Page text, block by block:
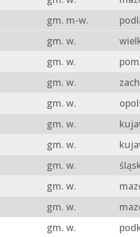
gm. m-w.
gm. w.
gm. w.
gm. w.
gm. w.
gm. w.
gm. w.
gm. w.
gm. w.
gm. w.
gm. w.